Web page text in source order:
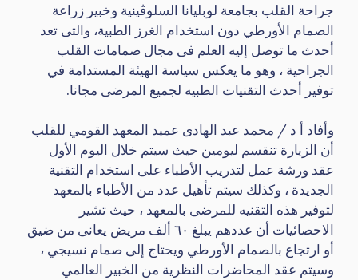
جراحة القلب بجامعة لوبليانا السلوڤينية وخبير زراعة
الصمام الأورطي دون استخدام الغرز الطبية، والتى تعد
أحدث ما توصل إليه العلم فى مجال صمامات القلب
الجراحية ، وهو ما يعكس سياسة الهيئة المستدامة في
توفير أحدث التقنيات الطبيه لجميع المرضى مجانا.
وأفاد أ د / محمد عبد الهادى عميد المعهد القومي للقلب
أن الزيارة تنقسم ليومين حيث سيتم خلال اليوم الأول
عقد ورشة عمل لتدريب الأطباء على استخدام التقنية
الجديدة ، وكذلك سيتم تأهيل عدد من الأطباء بالمعهد
لتوفير هذه التقنيه للمرضى بالمعهد ، حيث تشير
الاحصائيات أن عددهم يبلغ ٦٠ ألف مريض يعانى من ضيق
أو ارتجاع بالصمام الأورطي ويحتاج إلى صمام نسيجي ،
وسيتم عقد المحاضرات النظرية من الخبير العالمي